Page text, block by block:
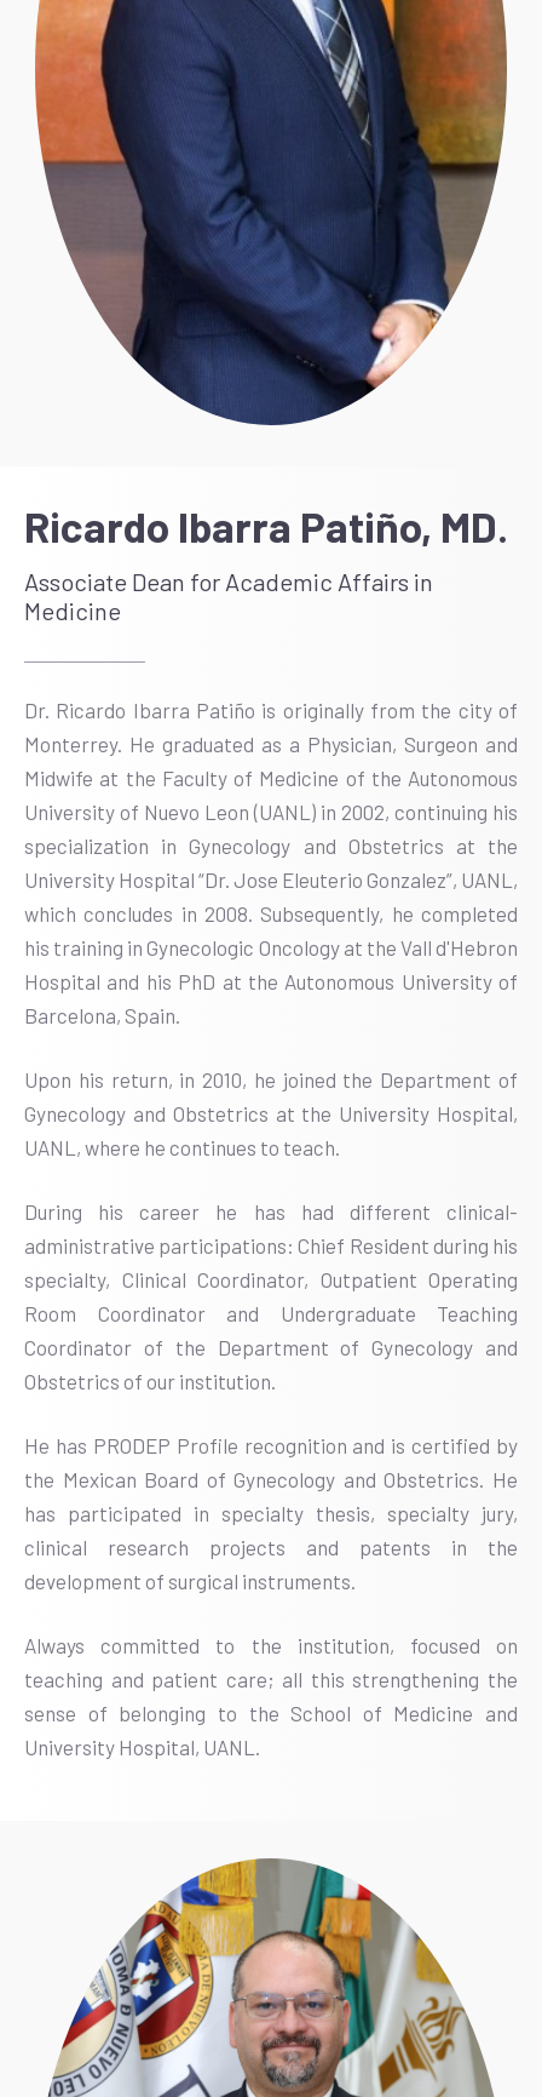
Ricardo Ibarra Patiño, MD.
Associate Dean for Academic Affairs in
Medicine
Dr. Ricardo Ibarra Patiño is originally from the city of
Monterrey. He graduated as a Physician, Surgeon and
Midwife at the Faculty of Medicine of the Autonomous
University of Nuevo Leon (UANL) in 2002, continuing his
specialization in Gynecology and Obstetrics at the
University Hospital “Dr. Jose Eleuterio Gonzalez”, UANL,
which concludes in 2008. Subsequently, he completed
his training in Gynecologic Oncology at the Vall d'Hebron
Hospital and his PhD at the Autonomous University of
Barcelona, Spain.
Upon his return, in 2010, he joined the Department of
Gynecology and Obstetrics at the University Hospital,
UANL, where he continues to teach.
During his career he has had different clinical-
administrative participations: Chief Resident during his
specialty, Clinical Coordinator, Outpatient Operating
Room Coordinator and Undergraduate Teaching
Coordinator of the Department of Gynecology and
Obstetrics of our institution.
He has PRODEP Profile recognition and is certified by
the Mexican Board of Gynecology and Obstetrics. He
has participated in specialty thesis, specialty jury,
clinical research projects and patents in the
development of surgical instruments.
Always committed to the institution, focused on
teaching and patient care; all this strengthening the
sense of belonging to the School of Medicine and
University Hospital, UANL.